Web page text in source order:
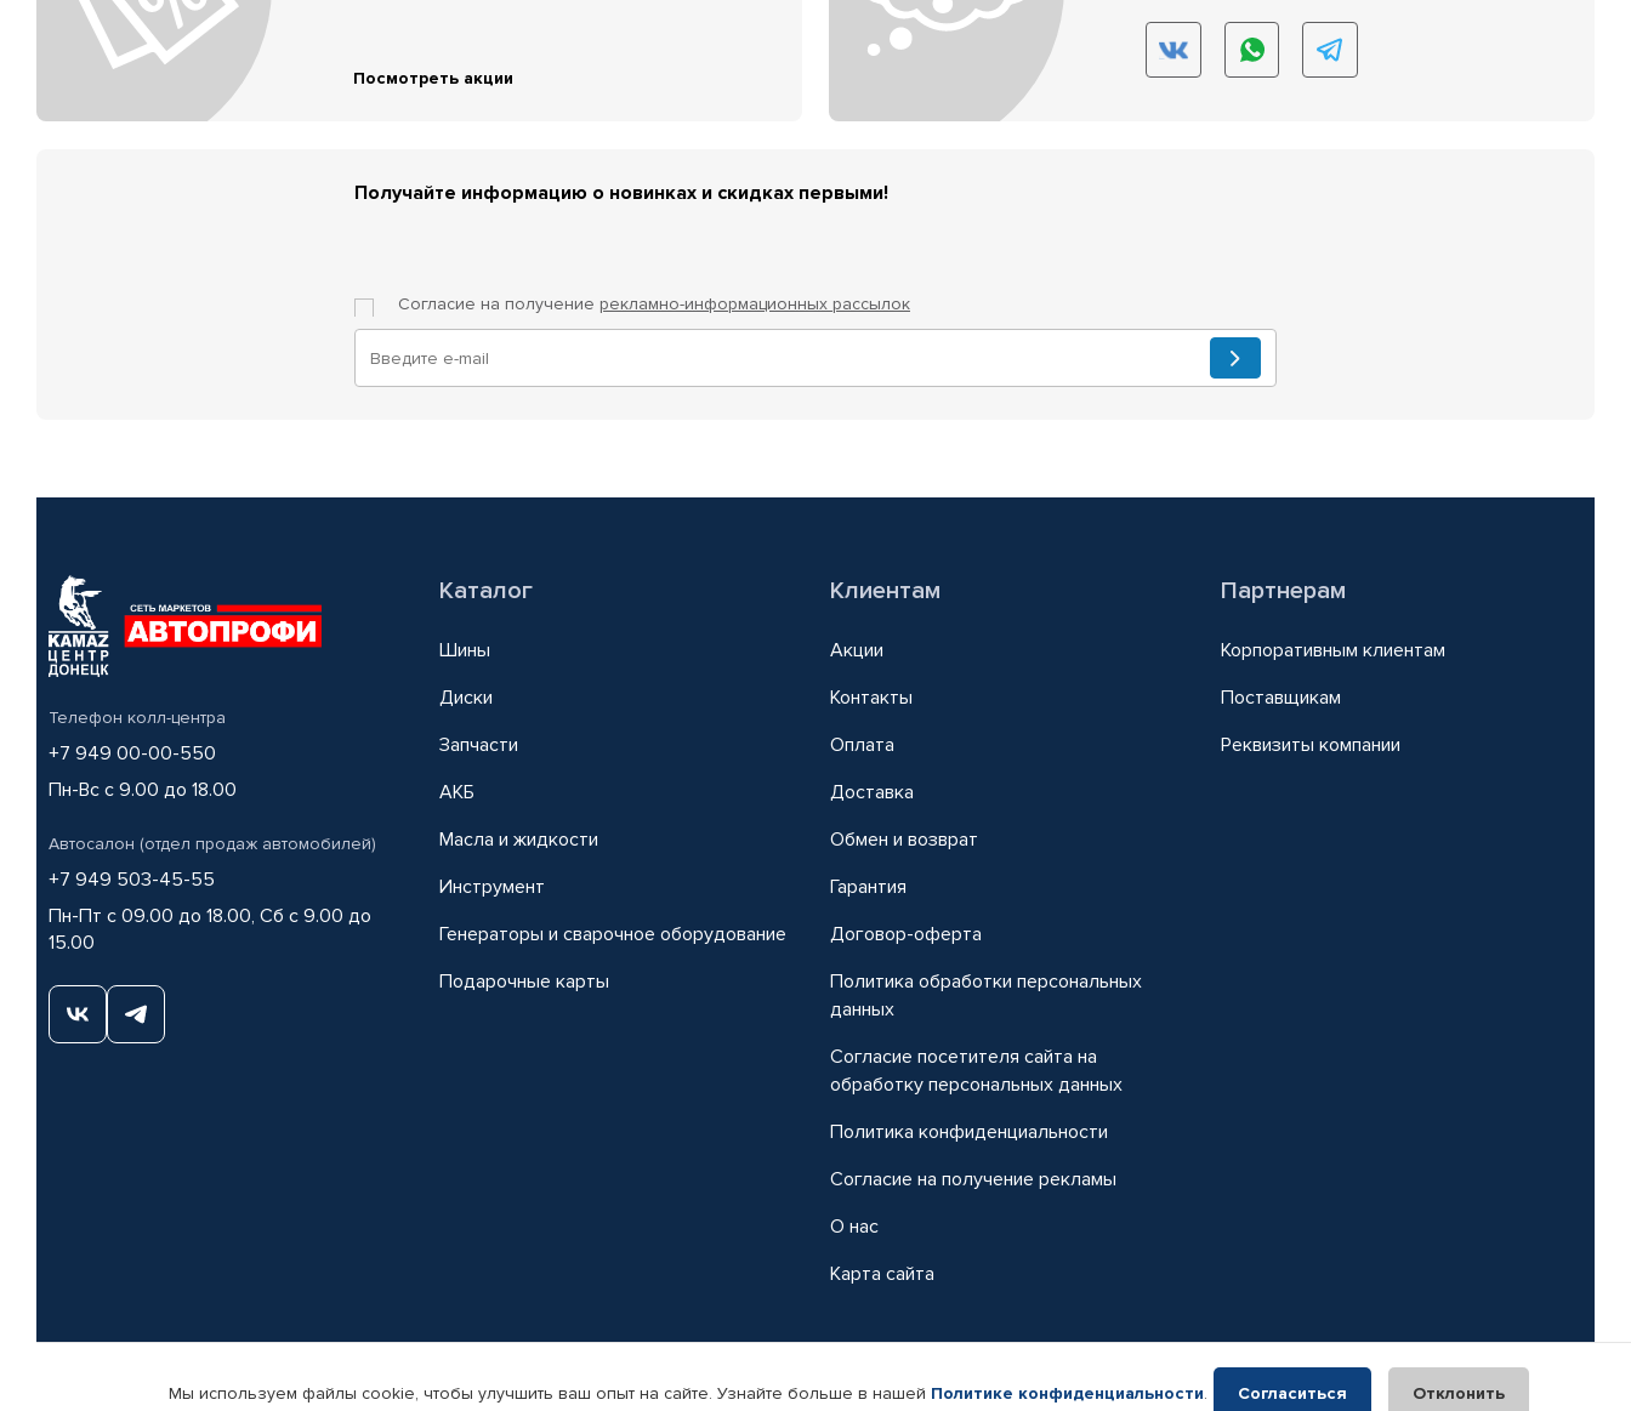
Посмотреть акции
Получайте информацию о новинках и скидках первыми!
Согласие на получение рекламно-информационных рассылок
Телефон колл-центра
+7 949 00-00-550
Пн-Вс с 9.00 до 18.00
Автосалон (отдел продаж автомобилей)
+7 949 503-45-55
Пн-Пт с 09.00 до 18.00, Сб с 9.00 до
15.00
Каталог
Шины
Диски
Запчасти
АКБ
Масла и жидкости
Инструмент
Генераторы и сварочное оборудование
Подарочные карты
Клиентам
Акции
Контакты
Оплата
Доставка
Обмен и возврат
Гарантия
Договор-оферта
Политика обработки персональных
данных
Согласие посетителя сайта на
обработку персональных данных
Политика конфиденциальности
Согласие на получение рекламы
О нас
Карта сайта
Партнерам
Корпоративным клиентам
Поставщикам
Реквизиты компании
© КАМАЗ ЦЕНТР ДОНЕЦК, 2015-2026. Все права защищены. Интернет-магазин автомобильных товаров Автопрофи.
Мы используем файлы cookie, чтобы улучшить ваш опыт на сайте. Узнайте больше в нашей Политике конфиденциальности. Согласиться Отклонить